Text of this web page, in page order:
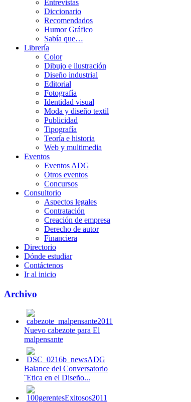
Entrevistas
Diccionario
Recomendados
Humor Gráfico
Sabía que…
Librería
Color
Dibujo e ilustración
Diseño industrial
Editorial
Fotografía
Identidad visual
Moda y diseño textil
Publicidad
Tipografía
Teoría e historia
Web y multimedia
Eventos
Eventos ADG
Otros eventos
Concursos
Consultorio
Aspectos legales
Contratación
Creación de empresa
Derecho de autor
Financiera
Directorio
Dónde estudiar
Contáctenos
Ir al inicio
Archivo
Nuevo cabezote para El
malpensante
Balance del Conversatorio
¨Etica en el Diseño...